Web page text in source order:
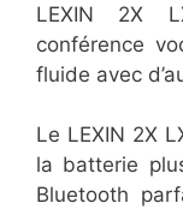
LEXIN 2X
conférence
fluide avec
Le LEXIN 2X
la batterie
Bluetooth